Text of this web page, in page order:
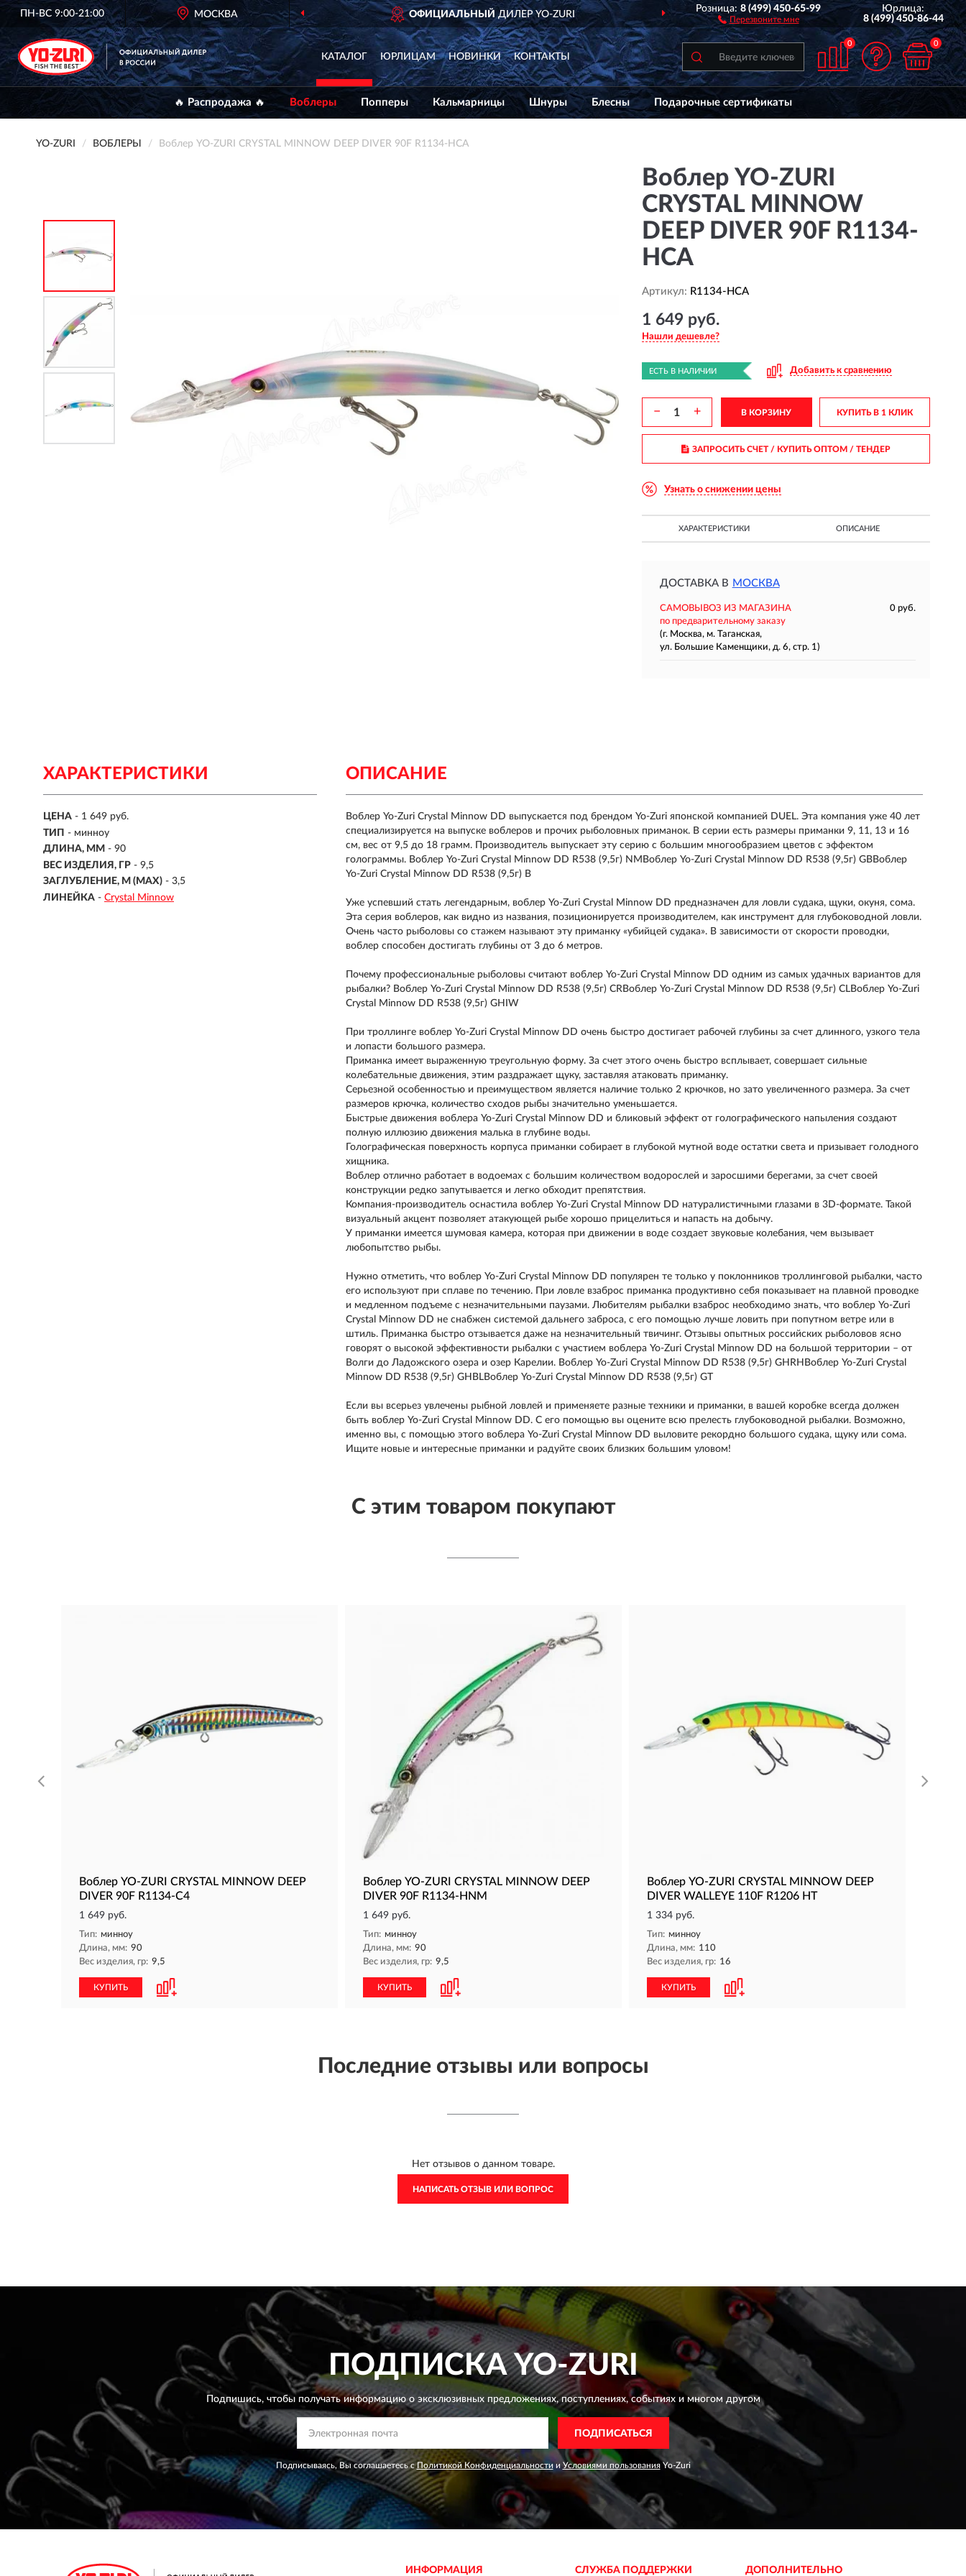
ПН-ВС 9:00-21:00 МОСКВА ОФИЦИАЛЬНЫЙ ДИЛЕР YO-ZURI ДОСТАВИМПО ВСЕЙ РОССИИ
Розница:8 (499) 450-65-99
Перезвоните мне
Юрлица:
8 (499) 450-86-44
КАТАЛОГ ЮРЛИЦАМ НОВИНКИ КОНТАКТЫ
0 0
🔥 Распродажа 🔥 Воблеры Попперы Кальмарницы Шнуры Блесны Подарочные сертификаты
YO-ZURI ВОБЛЕРЫ Воблер YO-ZURI CRYSTAL MINNOW DEEP DIVER 90F R1134-HCA
Воблер YO-ZURI
CRYSTAL MINNOW
DEEP DIVER 90F R1134-
HCA
Артикул: R1134-HCA
1 649 руб.
Нашли дешевле?
ЕСТЬ В НАЛИЧИИ Добавить к сравнению
− + В КОРЗИНУ КУПИТЬ В 1 КЛИК
ЗАПРОСИТЬ СЧЕТ / КУПИТЬ ОПТОМ/ ТЕНДЕР
Узнать о снижении цены
ХАРАКТЕРИСТИКИ ОПИСАНИЕ
ДОСТАВКА В МОСКВА
САМОВЫВОЗ ИЗ МАГАЗИНА
0 руб.
по предварительному заказу
(г. Москва, м. Таганская,
ул. Большие Каменщики, д. 6, стр. 1)
ХАРАКТЕРИСТИКИ
ЦЕНА - 1 649 руб.
ТИП - минноу
ДЛИНА, ММ - 90
ВЕС ИЗДЕЛИЯ, ГР - 9,5
ЗАГЛУБЛЕНИЕ, М (MAX) - 3,5
ЛИНЕЙКА - Crystal Minnow
ОПИСАНИЕ
Воблер Yo-Zuri Crystal Minnow DD выпускается под брендом Yo-Zuri японской компанией DUEL. Эта компания уже 40 лет
специализируется на выпуске воблеров и прочих рыболовных приманок. В серии есть размеры приманки 9, 11, 13 и 16
см, вес от 9,5 до 18 грамм. Производитель выпускает эту серию с большим многообразием цветов с эффектом
голограммы. Воблер Yo-Zuri Crystal Minnow DD R538 (9,5г) NMВоблер Yo-Zuri Crystal Minnow DD R538 (9,5г) GBВоблер
Yo-Zuri Crystal Minnow DD R538 (9,5г) B
Уже успевший стать легендарным, воблер Yo-Zuri Crystal Minnow DD предназначен для ловли судака, щуки, окуня, сома.
Эта серия воблеров, как видно из названия, позиционируется производителем, как инструмент для глубоководной ловли.
Очень часто рыболовы со стажем называют эту приманку «убийцей судака». В зависимости от скорости проводки,
воблер способен достигать глубины от 3 до 6 метров.
Почему профессиональные рыболовы считают воблер Yo-Zuri Crystal Minnow DD одним из самых удачных вариантов для
рыбалки? Воблер Yo-Zuri Crystal Minnow DD R538 (9,5г) CRВоблер Yo-Zuri Crystal Minnow DD R538 (9,5г) CLВоблер Yo-Zuri
Crystal Minnow DD R538 (9,5г) GHIW
При троллинге воблер Yo-Zuri Crystal Minnow DD очень быстро достигает рабочей глубины за счет длинного, узкого тела
и лопасти большого размера.
Приманка имеет выраженную треугольную форму. За счет этого очень быстро всплывает, совершает сильные
колебательные движения, этим раздражает щуку, заставляя атаковать приманку.
Серьезной особенностью и преимуществом является наличие только 2 крючков, но зато увеличенного размера. За счет
размеров крючка, количество сходов рыбы значительно уменьшается.
Быстрые движения воблера Yo-Zuri Crystal Minnow DD и бликовый эффект от голографического напыления создают
полную иллюзию движения малька в глубине воды.
Голографическая поверхность корпуса приманки собирает в глубокой мутной воде остатки света и призывает голодного
хищника.
Воблер отлично работает в водоемах с большим количеством водорослей и заросшими берегами, за счет своей
конструкции редко запутывается и легко обходит препятствия.
Компания-производитель оснастила воблер Yo-Zuri Crystal Minnow DD натуралистичными глазами в 3D-формате. Такой
визуальный акцент позволяет атакующей рыбе хорошо прицелиться и напасть на добычу.
У приманки имеется шумовая камера, которая при движении в воде создает звуковые колебания, чем вызывает
любопытство рыбы.
Нужно отметить, что воблер Yo-Zuri Crystal Minnow DD популярен те только у поклонников троллинговой рыбалки, часто
его используют при сплаве по течению. При ловле взаброс приманка продуктивно себя показывает на плавной проводке
и медленном подъеме с незначительными паузами. Любителям рыбалки взаброс необходимо знать, что воблер Yo-Zuri
Crystal Minnow DD не снабжен системой дальнего заброса, с его помощью лучше ловить при попутном ветре или в
штиль. Приманка быстро отзывается даже на незначительный твичинг. Отзывы опытных российских рыболовов ясно
говорят о высокой эффективности рыбалки с участием воблера Yo-Zuri Crystal Minnow DD на большой территории – от
Волги до Ладожского озера и озер Карелии. Воблер Yo-Zuri Crystal Minnow DD R538 (9,5г) GHRHВоблер Yo-Zuri Crystal
Minnow DD R538 (9,5г) GHBLВоблер Yo-Zuri Crystal Minnow DD R538 (9,5г) GT
Если вы всерьез увлечены рыбной ловлей и применяете разные техники и приманки, в вашей коробке всегда должен
быть воблер Yo-Zuri Crystal Minnow DD. С его помощью вы оцените всю прелесть глубоководной рыбалки. Возможно,
именно вы, с помощью этого воблера Yo-Zuri Crystal Minnow DD выловите рекордно большого судака, щуку или сома.
Ищите новые и интересные приманки и радуйте своих близких большим уловом!
С этим товаром покупают
Воблер YO-ZURI CRYSTAL MINNOW DEEP
DIVER 90F R1134-C4
1 649 руб.
Тип: минноу
Длина, мм: 90
Вес изделия, гр: 9,5
КУПИТЬ
Воблер YO-ZURI CRYSTAL MINNOW DEEP
DIVER 90F R1134-HNM
1 649 руб.
Тип: минноу
Длина, мм: 90
Вес изделия, гр: 9,5
КУПИТЬ
Воблер YO-ZURI CRYSTAL MINNOW DEEP
DIVER WALLEYE 110F R1206 HT
1 334 руб.
Тип: минноу
Длина, мм: 110
Вес изделия, гр: 16
КУПИТЬ
Последние отзывы или вопросы
Нет отзывов о данном товаре.
НАПИСАТЬ ОТЗЫВ ИЛИ ВОПРОС
ПОДПИСКАYO-ZURI
Подпишись, чтобы получать информацию о эксклюзивных предложениях,поступлениях, событиях и многом другом
ПОДПИСАТЬСЯ
Подписываясь, Вы соглашаетесь сПолитикой Конфиденциальности и Условиями пользованияYo-Zuri
ИНФОРМАЦИЯ СЛУЖБА ПОДДЕРЖКИ ДОПОЛНИТЕЛЬНО